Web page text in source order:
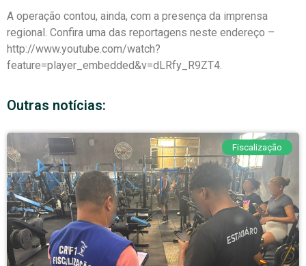
A operação contou, ainda, com a presença da imprensa
regional. Confira uma das reportagens neste endereço –
http://www.youtube.com/watch?
feature=player_embedded&v=dLRfy_R9ZT4.
Outras notícias:
Fiscalização